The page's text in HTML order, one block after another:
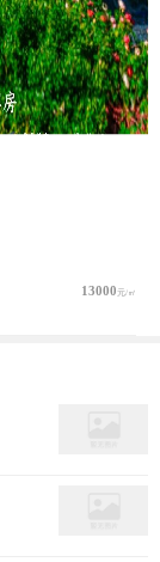
13000元/㎡